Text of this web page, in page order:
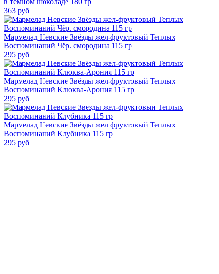
363 руб
Мармелад Невские Звёзды жел-фруктовый Теплых
Воспоминаний Чёр. смородина 115 гр
295 руб
Мармелад Невские Звёзды жел-фруктовый Теплых
Воспоминаний Клюква-Арония 115 гр
295 руб
Мармелад Невские Звёзды жел-фруктовый Теплых
Воспоминаний Клубника 115 гр
295 руб